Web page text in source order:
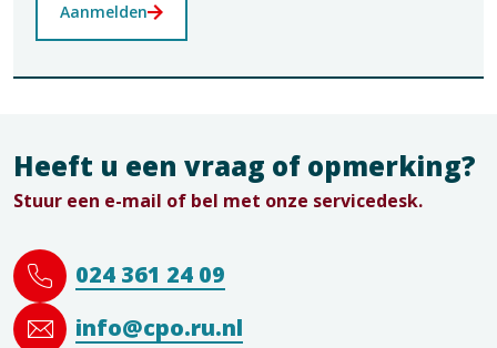
Aanmelden
Heeft u een vraag of opmerking?
Stuur een e-mail of bel met onze servicedesk.
024 361 24 09
info@cpo.ru.nl